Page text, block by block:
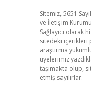
Sitemiz, 5651
ve İletişim
Sağlayıcı olarak
sitedeki içerikleri
araştırma
üyelerimiz
taşımakta olup,
etmiş sayılırlar.